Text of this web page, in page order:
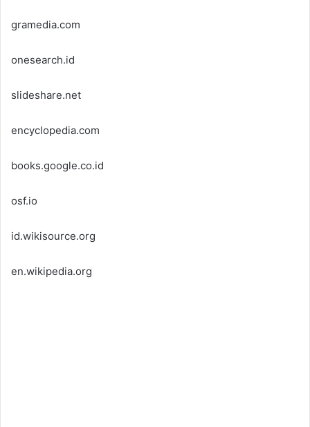
gramedia.com
onesearch.id
slideshare.net
encyclopedia.com
books.google.co.id
osf.io
id.wikisource.org
en.wikipedia.org